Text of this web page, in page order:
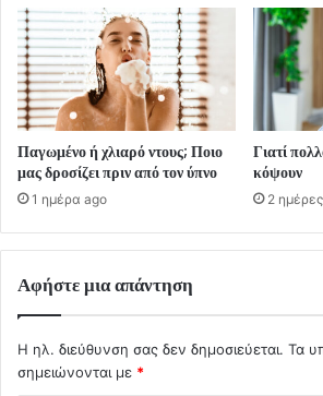
Παγωμένο ή χλιαρό ντους; Ποιο
μας δροσίζει πριν από τον ύπνο
1 ημέρα ago
Γιατί
κόψουν
2
Αφήστε μια απάντηση
Η ηλ. διεύθυνση σας δεν δημοσιεύεται. Τα
σημειώνονται με *